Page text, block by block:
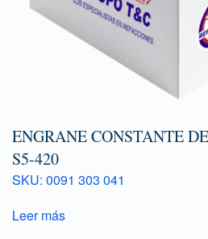
ENGRANE CONSTANTE
S5-420
SKU: 0091 303 041
Leer más